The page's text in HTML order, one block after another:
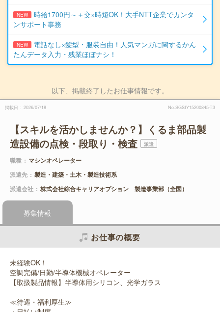
NEW
時給1700円～＋交×時短OK！大手NTT企業でカンタ
ンサポート事務
NEW
電話なし×髪型・服装自由！人気マンガに関するかん
たんデータ入力・残業ほぼナシ！
以下、掲載終了したお仕事情報です。
掲載日 2026/07/18 No.SGSIY15200845-T3
【スキルを活かしませんか？】くるま部品製
造設備の点検・段取り・検査
派遣
職種
マシンオペレーター
派遣先
製造・建築・土木・製造技術系
派遣会社
株式会社綜合キャリアオプション 製造事業部（全国）
募集情報
お仕事の概要
未経験OK！
空調完備/日勤/半導体機械オペレーター
【取扱製品情報】半導体用シリコン、光学ガラス
≪待遇・福利厚生≫